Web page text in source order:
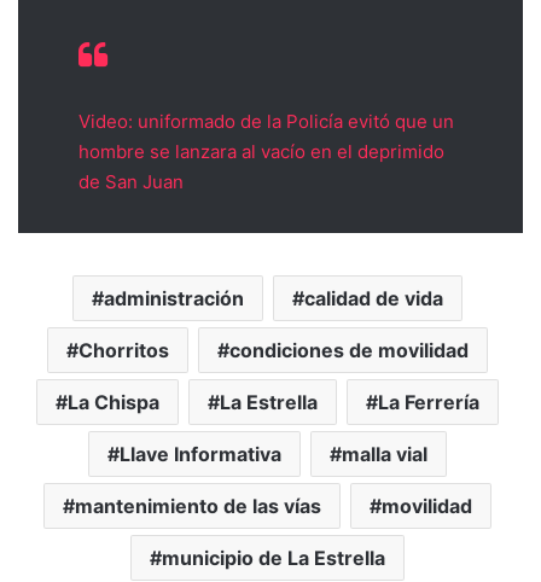
Video: uniformado de la Policía evitó que un
hombre se lanzara al vacío en el deprimido
de San Juan
administración calidad de vida
Chorritos condiciones de movilidad
La Chispa La Estrella La Ferrería
Llave Informativa malla vial
mantenimiento de las vías movilidad
municipio de La Estrella